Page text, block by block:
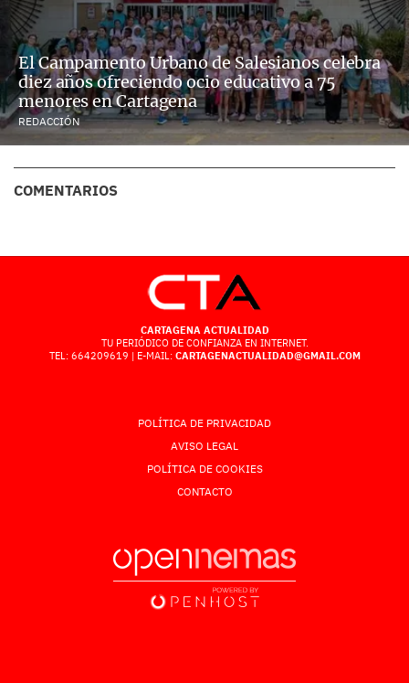
El Campamento Urbano de Salesianos celebra
diez años ofreciendo ocio educativo a 75
menores en Cartagena
REDACCIÓN
COMENTARIOS
CARTAGENA ACTUALIDAD
TU PERIÓDICO DE CONFIANZA EN INTERNET.
TEL: 664209619 | E-MAIL: CARTAGENACTUALIDAD@GMAIL.COM
POLÍTICA DE PRIVACIDAD
AVISO LEGAL
POLÍTICA DE COOKIES
CONTACTO